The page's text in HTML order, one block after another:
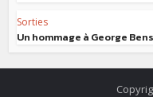
Sorties
Un hommage à George